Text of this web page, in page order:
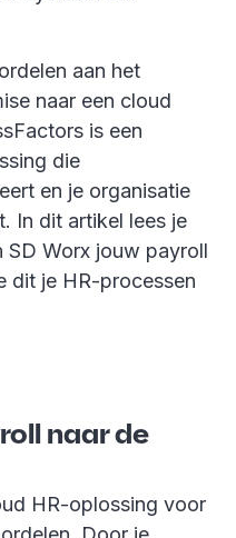
aan het
naar een cloud
is een
die
en je organisatie
In dit artikel lees je
SD Worx jouw payroll
dit je HR-processen
naar de
HR-oplossing voor